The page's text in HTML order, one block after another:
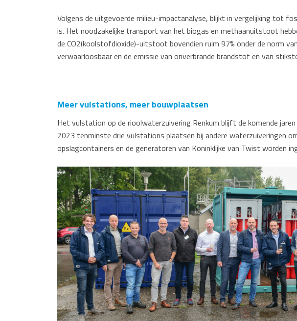
Volgens de uitgevoerde milieu-impactanalyse, blijkt in vergelijking tot
is. Het noodzakelijke transport van het biogas en methaanuitstoot
de CO2(koolstofdioxide)-uitstoot bovendien ruim 97% onder de norm
verwaarloosbaar en de emissie van onverbrande brandstof en van
Meer vulstations, meer bouwplaatsen
Het vulstation op de rioolwaterzuivering Renkum blijft de komende
2023 tenminste drie vulstations plaatsen bij andere waterzuiveringen
opslagcontainers en de generatoren van Koninklijke van Twist worden